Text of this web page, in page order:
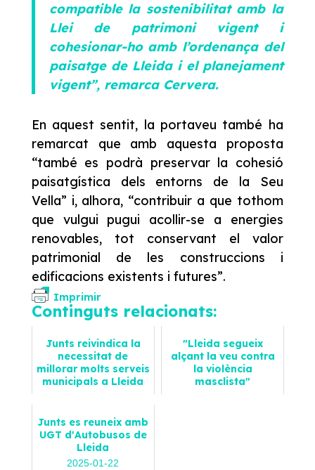
compatible la sostenibilitat amb la
Llei de patrimoni vigent i
cohesionar-ho amb l’ordenança del
paisatge de Lleida i el planejament
vigent”, remarca Cervera.
En aquest sentit, la portaveu també ha
remarcat que amb aquesta proposta
“també es podrà preservar la cohesió
paisatgística dels entorns de la Seu
Vella” i, alhora, “contribuir a que tothom
que vulgui pugui acollir-se a energies
renovables, tot conservant el valor
patrimonial de les construccions i
edificacions existents i futures”.
Imprimir
Continguts relacionats:
Junts reivindica la
necessitat de
millorar molts serveis
municipals a Lleida
"Lleida segueix
alçant la veu contra
la violència
masclista"
Junts es reuneix amb
UGT d'Autobusos de
Lleida
2025-01-22